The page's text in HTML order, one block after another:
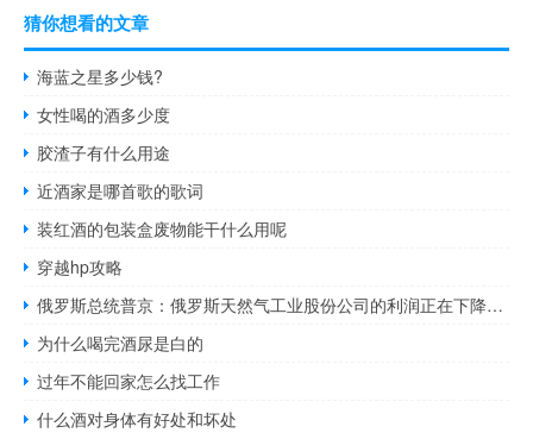
猜你想看的文章
海蓝之星多少钱?
女性喝的酒多少度
胶渣子有什么用途
近酒家是哪首歌的歌词
装红酒的包装盒废物能干什么用呢
穿越hp攻略
俄罗斯总统普京：俄罗斯天然气工业股份公司的利润正在下降但它对未来感到自信
为什么喝完酒尿是白的
过年不能回家怎么找工作
什么酒对身体有好处和坏处